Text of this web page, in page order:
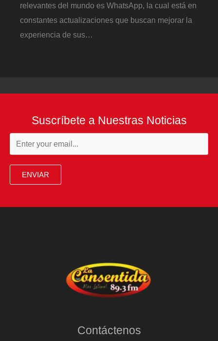
relevantes del mundo es WhatsApp, la cual está en
constantes actualizaciones que buscan mejorar la
experiencia de sus…
Suscríbete a Nuestras Noticias
ENVIAR
Contáctenos